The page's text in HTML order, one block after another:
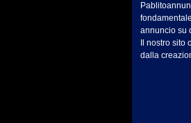
annuncio su
Il nostro sito
dalla